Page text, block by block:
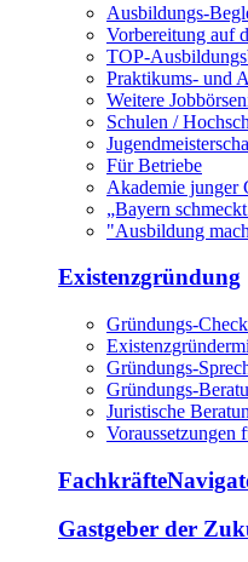
Ausbildungs-
Vorbereitung auf
TOP-
Praktikums- und
Weitere
Schulen /
Für Betriebe
Akademie junger
„Bayern
"Ausbildung
Existenzgründung
Gründungs-
Gründungs-
Gründungs-
Juristische
Voraussetzungen
Gastgeber der